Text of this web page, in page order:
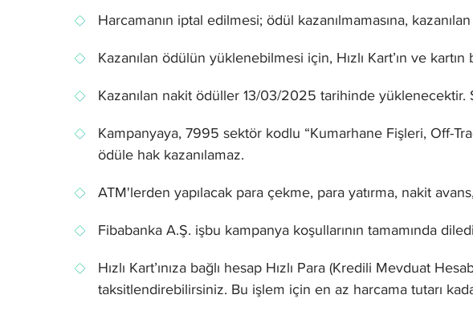
Harcamanın iptal edilmesi; ödül kazanılmamasına,
Kazanılan ödülün yüklenebilmesi için, Hızlı Kart’ın ve
Kazanılan nakit ödüller 13/03/2025 tarihinde yüklenecektir.
Kampanyaya, 7995 sektör kodlu “Kumarhane Fişleri, Off-
ödüle hak kazanılamaz.
ATM'lerden yapılacak para çekme, para yatırma, nakit
Fibabanka A.Ş. işbu kampanya koşullarının tamamında
Hızlı Kart’ınıza bağlı hesap Hızlı Para (Kredili Mevduat
taksitlendirebilirsiniz. Bu işlem için en az harcama tutarı